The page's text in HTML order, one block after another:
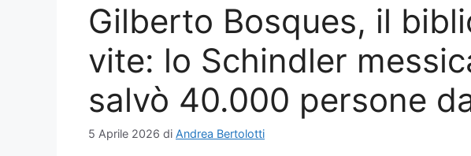
Gilberto Bosques, il
vite: lo Schindler
salvò 40.000 persone
5 Aprile 2026 di Andrea Bertolotti